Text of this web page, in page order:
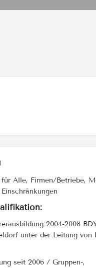
für Alle, Firmen/Betriebe,
2004-2008
unter der Leitung von
seit 2006 / Gruppen-,